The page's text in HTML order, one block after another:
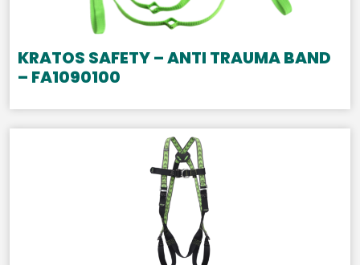
KRATOS SAFETY – ANTI TRAUMA BAND
– FA1090100